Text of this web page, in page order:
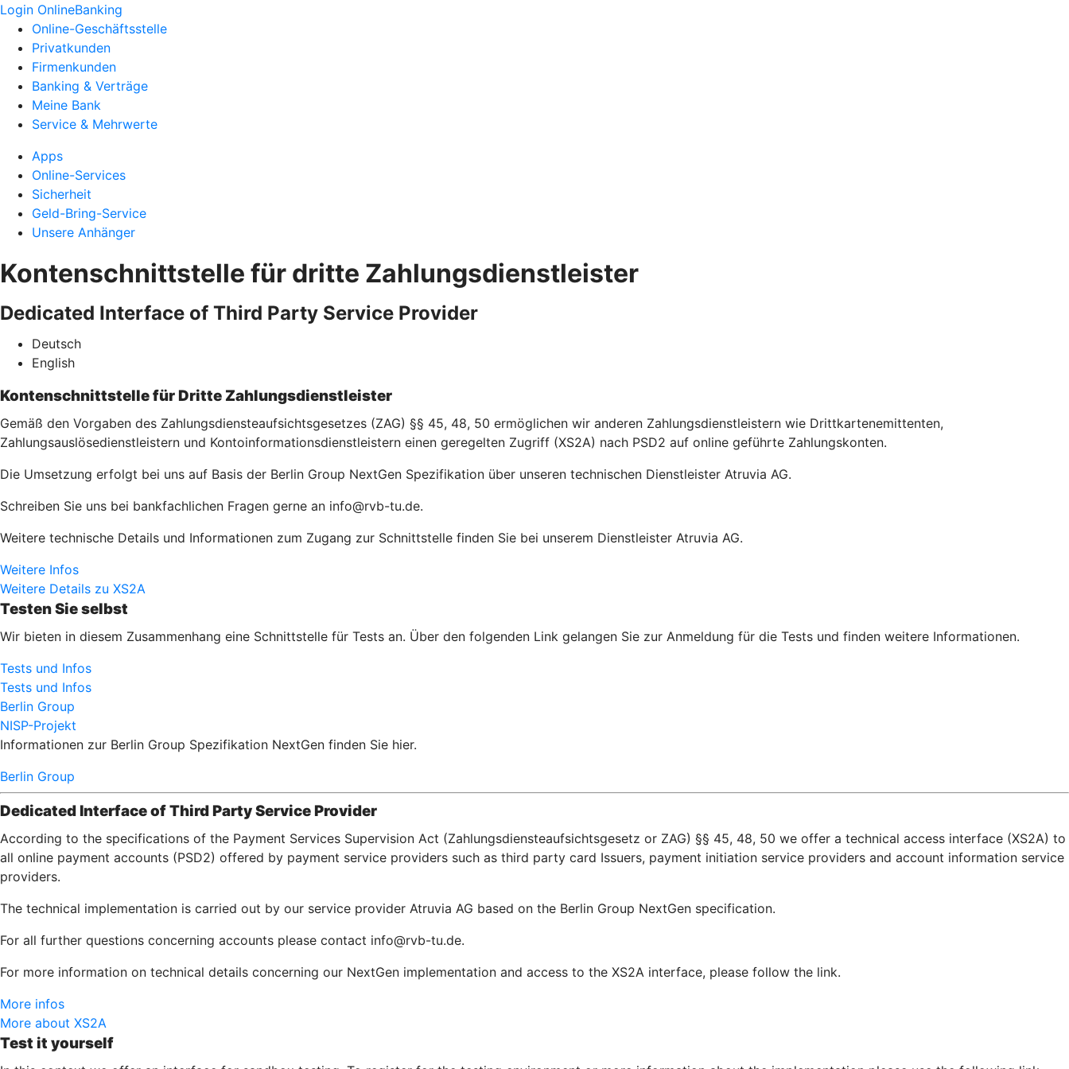
Login OnlineBanking
Online-Geschäftsstelle
Privatkunden
Firmenkunden
Banking & Verträge
Meine Bank
Service & Mehrwerte
Apps
Online-Services
Sicherheit
Geld-Bring-Service
Unsere Anhänger
Kontenschnittstelle für dritte Zahlungsdienstleister
Dedicated Interface of Third Party Service Provider
Deutsch
English
Kontenschnittstelle für Dritte Zahlungsdienstleister
Gemäß den Vorgaben des Zahlungsdiensteaufsichtsgesetzes (ZAG) §§ 45, 48, 50 ermöglichen wir anderen Zahlungsdienstleistern wie Drittkartenemittenten,
Zahlungsauslösedienstleistern und Kontoinformationsdienstleistern einen geregelten Zugriff (XS2A) nach PSD2 auf online geführte Zahlungskonten.
Die Umsetzung erfolgt bei uns auf Basis der Berlin Group NextGen Spezifikation über unseren technischen Dienstleister Atruvia AG.
Schreiben Sie uns bei bankfachlichen Fragen gerne an info@rvb-tu.de.
Weitere technische Details und Informationen zum Zugang zur Schnittstelle finden Sie bei unserem Dienstleister Atruvia AG.
Weitere Infos
Weitere Details zu XS2A
Testen Sie selbst
Wir bieten in diesem Zusammenhang eine Schnittstelle für Tests an. Über den folgenden Link gelangen Sie zur Anmeldung für die Tests und finden weitere Informationen.
Tests und Infos
Tests und Infos
Berlin Group
NISP-Projekt
Informationen zur Berlin Group Spezifikation NextGen finden Sie hier.
Berlin Group
Dedicated Interface of Third Party Service Provider
According to the specifications of the Payment Services Supervision Act (Zahlungsdiensteaufsichtsgesetz or ZAG) §§ 45, 48, 50 we offer a technical access interface (XS2A) to
all online payment accounts (PSD2) offered by payment service providers such as third party card Issuers, payment initiation service providers and account information service
providers.
The technical implementation is carried out by our service provider Atruvia AG based on the Berlin Group NextGen specification.
For all further questions concerning accounts please contact info@rvb-tu.de.
For more information on technical details concerning our NextGen implementation and access to the XS2A interface, please follow the link.
More infos
More about XS2A
Test it yourself